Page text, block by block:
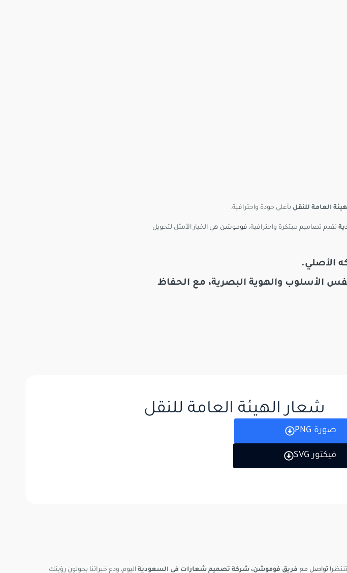
العامة للنقل بأعلى جودة واحترافية.
تقدم تصاميم مبتكرة واحترافية، فوموشن هي الخيار الأمثل لتحويل
الأصلي.
الأسلوب والهوية البصرية، مع الحفاظ
شعار الهيئة العامة للنقل
صورة PNG
فيكتور SVG
تواصل مع فريق فوموشن، شركة تصميم شعارات في السعودية اليوم، ودع خبرائنا يحولون رؤيتك